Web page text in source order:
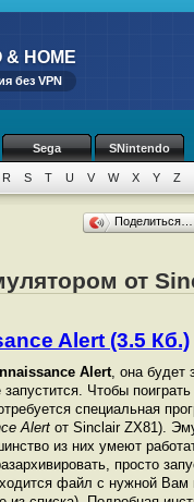
& HOME
без VPN
Sega SNintendo
R S T U V W X Y Z
Поделиться…
от
Alert (3.5 Кб.)
Alert, она будет
Чтобы
специальная
Alert от Sinclair ZX81).
из них умеют
просто
файл с нужной Вам